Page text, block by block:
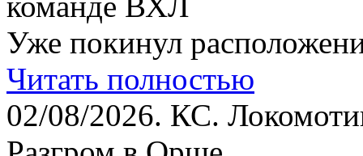
Уже покинул
Читать полностью
02/08/2026. КС.